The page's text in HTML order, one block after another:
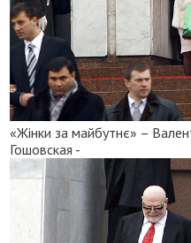
«Жінки за майбутнє» –
Гошовская -